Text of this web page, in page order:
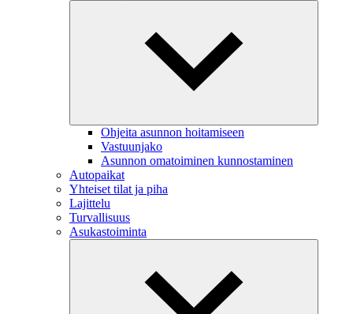
Ohjeita asunnon hoitamiseen
Vastuunjako
Asunnon omatoiminen kunnostaminen
Autopaikat
Yhteiset tilat ja piha
Lajittelu
Turvallisuus
Asukastoiminta